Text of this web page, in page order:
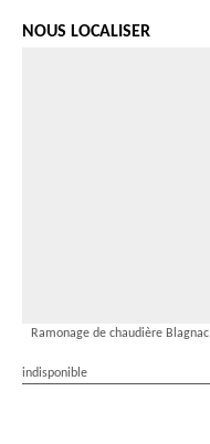
NOUS LOCALISER
Ramonage de chaudière Blagnac
indisponible